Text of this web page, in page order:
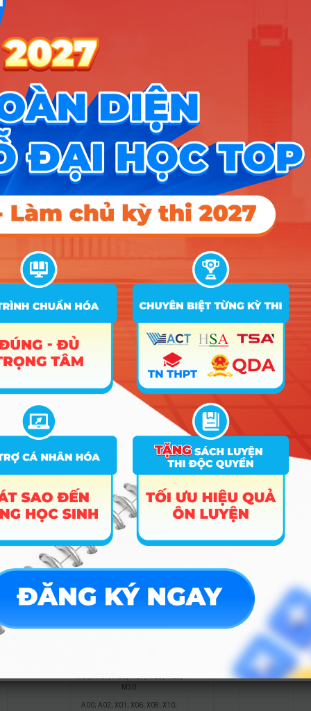
M00; M01; M26; M27; M28; M29;
11
Tài chính
– Ngân
hàng
A00; A02; X01; X06; X08; X10;
X05; X24; X26; B00; B02; B03;
B08; X04; X12; X14; X20; X65;
D01; D07; D09; D10; D14; D15;
X25; X27; X28; X78; X80; X81;
M00; M01; M26; M27; M28; M29;
M30
12 Kế toán
A00; A02; X01; X06; X08; X10;
A01; A03; A04; A05; A06; A07;
X05; X24; X26; B00; B02; B03;
D01; D07; D09; D10; D14; D15;
X25; X27; X28; X78; X80; X81;
M00; M01; M26; M27; M28; M29;
M30
16.5 23.02 22.5
1
13 Luật
A01; A03; A04; A05; A06; A07;
B08; X04; X12; X14; X20; X65;
X25; X27; X28; X78; X80; X81;
M30
19 25.1 22.51
Kỹ thuật
mềm
A00; A02; X01; X06; X08; X10;
A01; A03; A04; A05; A06; A07;
X05; X24; X26; B00; B02; B03;
B08; X04; X12; X14; X20; X65;
D01; D07; D09; D10; D14; D15;
X25; X27; X28; X78; X80; X81;
M00; M01; M26; M27; M28; M29;
19.4
Nhóm
Công
A01; A03; A04; A05; A06; A07;
X05; X24; X26; B00; B02; B03;
B08; X04; X12; X14; X20; X65;
D01; D07; D09; D10; D14; D15;
X25; X27; X28; X78; X80; X81;
M00; M01; M26; M27; M28; M29;
M30
16 20.72 21.12
1
nghệ thực
phẩm
A00; A02; X01; X06; X08; X10;
A01; A03; A04; A05; A06; A07;
X05; X24; X26; B00; B02; B03;
B08; X04; X12; X14; X20; X65;
D01; D07; D09; D10; D14; D15;
M00; M01; M26; M27; M28; M29;
M30
M30
Nhóm
1
A00; A02; X01; X06; X08; X10;